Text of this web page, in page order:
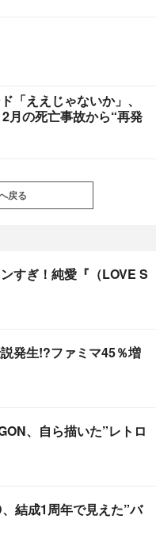
「ええじゃないか」、
の死亡事故から“再発
戻る
すぎ！純愛『（LOVE S
発生!?ファミマ45％増
、自ら描いた”レトロ
結成1周年で見えた”バ